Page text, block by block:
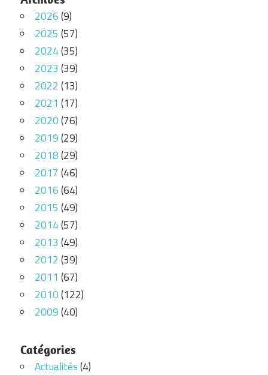
2026(9)
2025 (57)
2024(35)
2023 (39)
2022 (13)
2021 (17)
2020(76)
2019(29)
2018(29)
2017 (46)
2016(64)
2015 (49)
2014(57)
2013 (49)
2012 (39)
2011 (67)
2010(122)
2009(40)
Catégories
Actualités(4)